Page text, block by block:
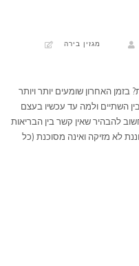
מגזין בירה
האחרון שומעים יותר ויותר
השתיים ולמה עד עכשיו בעצם
להבהיר שאין קשר בין הבריאות
לא מזיקה ואינה מסוכנת (כל